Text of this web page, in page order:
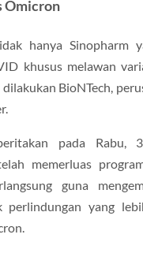
Omicron
hanya Sinopharm
khusus melawan
BioNTech,
pada Rabu,
memerluas
guna
perlindungan yang